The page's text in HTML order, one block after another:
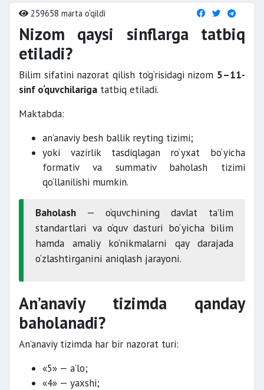
259658 marta o'qildi
Nizom qaysi sinflarga tatbiq
etiladi?
Bilim sifatini nazorat qilish to‘g‘risidagi nizom 5–11-
sinf o‘quvchilariga tatbiq etiladi.
Maktabda:
an’anaviy besh ballik reyting tizimi;
yoki vazirlik tasdiqlagan ro‘yxat bo‘yicha
formativ va summativ baholash tizimi
qo‘llanilishi mumkin.
Baholash — o‘quvchining davlat ta’lim
standartlari va o‘quv dasturi bo‘yicha bilim
hamda amaliy ko‘nikmalarni qay darajada
o‘zlashtirganini aniqlash jarayoni.
An’anaviy tizimda qanday
baholanadi?
An’anaviy tizimda har bir nazorat turi:
«5» — a’lo;
«4» — yaxshi;